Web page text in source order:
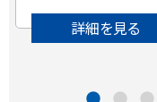
詳細を見る